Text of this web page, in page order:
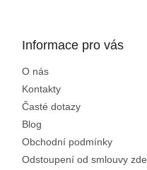
Informace pro vás
O nás
Kontakty
Časté dotazy
Blog
Obchodní podmínky
Odstoupení od smlouvy zde